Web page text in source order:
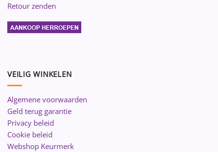
Retour zenden
VEILIG WINKELEN
Algemene voorwaarden
Geld terug garantie
Privacy beleid
Cookie beleid
Webshop Keurmerk